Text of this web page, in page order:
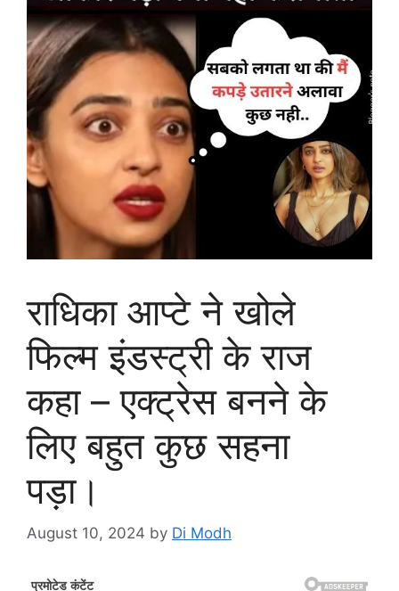
राधिका आप्टे ने खोले
फिल्म इंडस्ट्री के राज
कहा – एक्ट्रेस बनने के
लिए बहुत कुछ सहना
पड़ा।
August 10, 2024 by Di Modh